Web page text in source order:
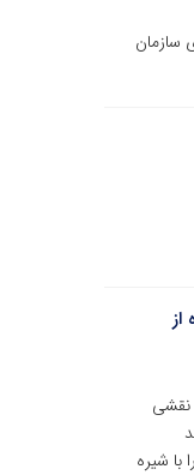
سازمان
نقشی
با شیره